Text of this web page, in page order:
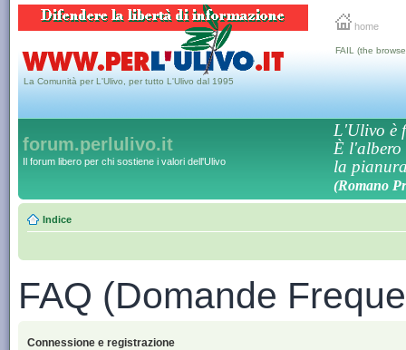
home
La Comunità per L'Ulivo, per tutto L'Ulivo dal 1995
FAIL (the
forum.perlulivo.it
Il forum libero per chi sostiene i valori dell'Ulivo
L'Ulivo è
È l'albero
la
(Romano
Indice
FAQ (Domande
Connessione e registrazione